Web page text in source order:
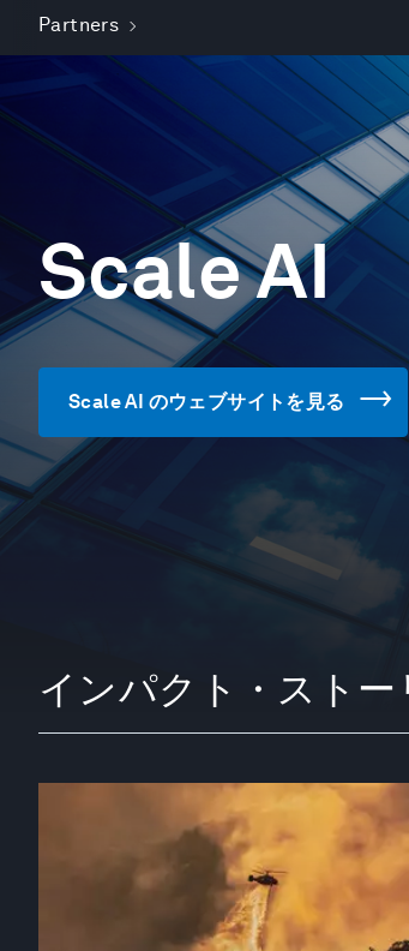
Partners
Scale AI
Scale AI のウェブサイトを見る
インパクト・ストー